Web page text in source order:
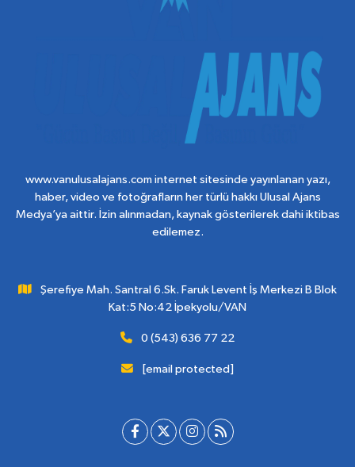
www.vanulusalajans.com internet sitesinde yayınlanan yazı,
haber, video ve fotoğrafların her türlü hakkı Ulusal Ajans
Medya’ya aittir. İzin alınmadan, kaynak gösterilerek dahi iktibas
edilemez.
Şerefiye Mah. Santral 6.Sk. Faruk Levent İş Merkezi B Blok
Kat:5 No:42 İpekyolu/VAN
0 (543) 636 77 22
[email protected]